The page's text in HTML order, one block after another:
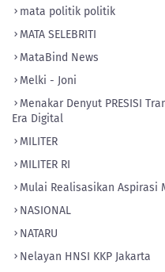
mata politik politik
MATA SELEBRITI
MataBind News
Melki - Joni
​Menakar Denyut PRESISI
Era Digital
MILITER
MILITER RI
Mulai Realisasikan Aspirasi
NASIONAL
NATARU
Nelayan HNSI KKP Jakarta